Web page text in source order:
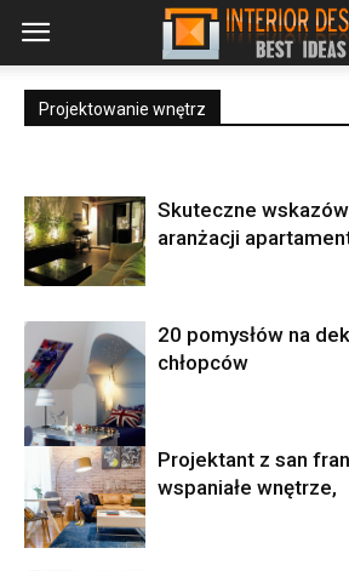
Projektowanie wnętrz
Skuteczne
aranżacji
20 pomysłów na
chłopców
Projektant z san
wspaniałe wnętrze,